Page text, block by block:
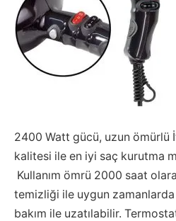
2400 Watt gücü, uzun ömürlü
kalitesi ile en iyi saç kurutma
Kullanım ömrü 2000 saat
temizliği ile uygun zamanlarda
bakım ile uzatılabilir.